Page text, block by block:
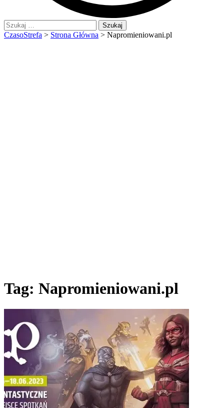
Szukaj:
CzasoStrefa > Strona Główna > Napromieniowani.pl
Tag: Napromieniowani.pl